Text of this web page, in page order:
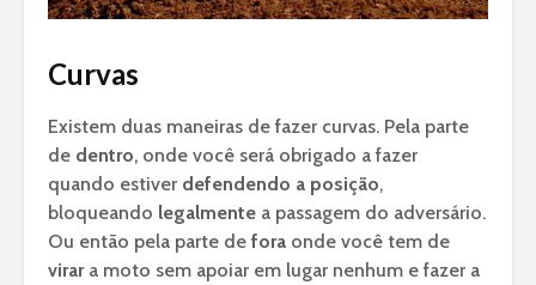
Curvas
Existem duas maneiras de fazer curvas. Pela parte
de dentro, onde você será obrigado a fazer
quando estiver defendendo a posição,
bloqueando legalmente a passagem do adversário.
Ou então pela parte de fora onde você tem de
virara moto sem apoiar em lugar nenhum e fazer a